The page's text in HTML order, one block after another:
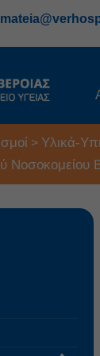
> Υλικά-
Νοσοκομείου